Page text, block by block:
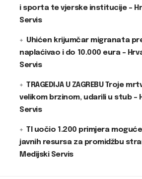
i sporta te vjerske institucije –
Servis
Uhićen krijumčar migranata
naplaćivao i do 10.000 eura –
Servis
TRAGEDIJA U ZAGREBU Troje
velikom brzinom, udarili u stub –
Servis
TI uočio 1.200 primjera
javnih resursa za promidžbu
Medijski Servis